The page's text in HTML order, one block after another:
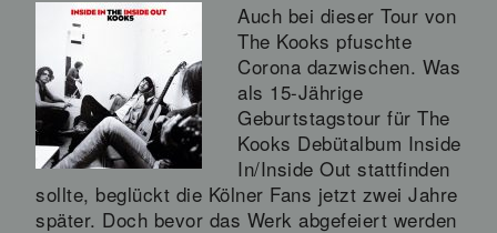
Auch bei dieser Tour von
The Kooks pfuschte
Corona dazwischen. Was
als 15-Jährige
Geburtstagstour für The
Kooks Debütalbum Inside
In/Inside Out stattfinden
sollte, beglückt die Kölner Fans jetzt zwei Jahre
später. Doch bevor das Werk abgefeiert werden